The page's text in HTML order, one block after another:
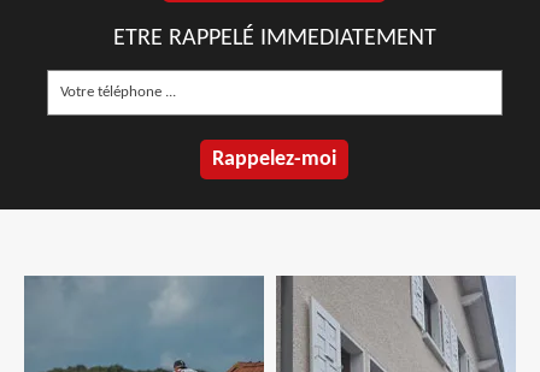
ETRE RAPPELÉ IMMEDIATEMENT